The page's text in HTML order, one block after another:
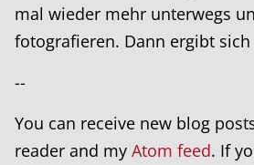
mal wieder mehr unterwegs
fotografieren. Dann ergibt sich
--
You can receive new blog
reader and my Atom feed. If